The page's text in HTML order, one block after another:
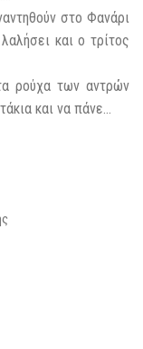
στο Φανάρι
και ο τρίτος
ρούχα των αντρών
και να πάνε…